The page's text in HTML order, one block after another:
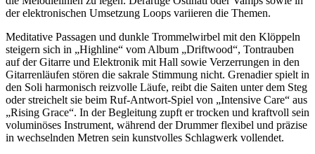
der elektronischen Umsetzung Loops variieren die Themen.
Meditative Passagen und dunkle Trommelwirbel mit den Klöppeln
steigern sich in „Highline“ vom Album „Driftwood“, Tontrauben
auf der Gitarre und Elektronik mit Hall sowie Verzerrungen in den
Gitarrenläufen stören die sakrale Stimmung nicht. Grenadier spielt in
den Soli harmonisch reizvolle Läufe, reibt die Saiten unter dem Steg
oder streichelt sie beim Ruf-Antwort-Spiel von „Intensive Care“ aus
„Rising Grace“. In der Begleitung zupft er trocken und kraftvoll sein
voluminöses Instrument, während der Drummer flexibel und präzise
in wechselnden Metren sein kunstvolles Schlagwerk vollendet.